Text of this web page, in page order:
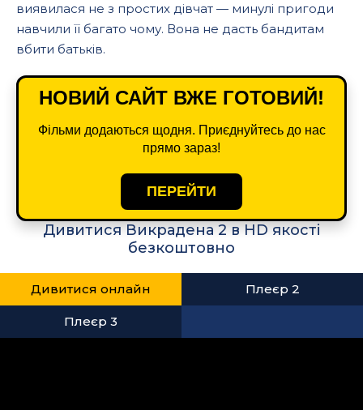
виявилася не з простих дівчат — минулі пригоди
навчили її багато чому. Вона не дасть бандитам
вбити батьків.
НОВИЙ САЙТ ВЖЕ ГОТОВИЙ!
Фільми додаються щодня. Приєднуйтесь до нас
прямо зараз!
ПЕРЕЙТИ
Дивитися Викрадена 2 в HD якості
безкоштовно
Дивитися онлайн Плеєр 2
Плеєр 3